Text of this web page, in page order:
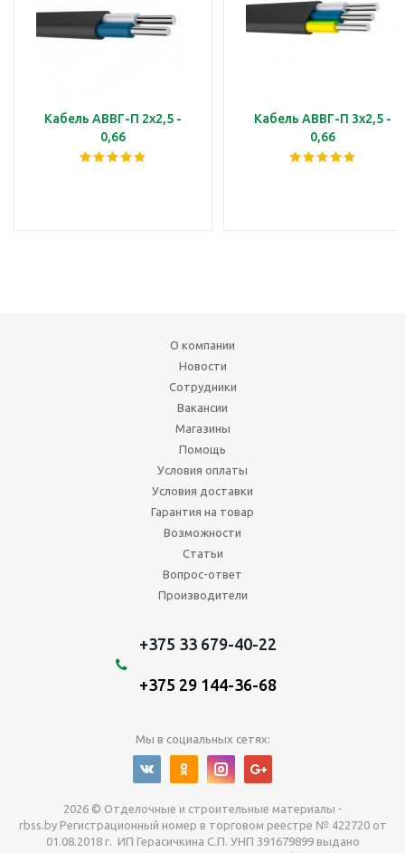
Кабель АВВГ-П 2х2,5 -
0,66
Кабель АВВГ-П 3х2,5 -
0,66
О компании
Новости
Сотрудники
Вакансии
Магазины
Помощь
Условия оплаты
Условия доставки
Гарантия на товар
Возможности
Статьи
Вопрос-ответ
Производители
+375 33 679-40-22
+375 29 144-36-68
Мы в социальных сетях:
2026 © Отделочные и строительные материалы -
rbss.by Регистрационный номер в торговом реестре № 422720 от
01.08.2018 г. ИП Герасичкина С.П. УНП 391679899 выдано